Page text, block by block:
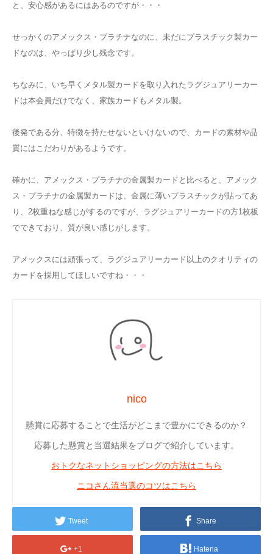
と、安心感があるにはあるのですが・・・
せっかくのアメックス・プラチナなのに、未だにプラスチック製カー
ドなのは、やっぱり少し残念です。
ちなみに、いち早くメタル製カードを取り入れたラグジュアリーカー
ドは本会員だけでなく、家族カードもメタル製。
後発である分、特徴を持たせないといけないので、カードの素材や品
質にはこだわりがあるようです。
確かに、アメックス・プラチナの金属製カードと比べると、アメック
ス・プラチナの金属製カードは、金属に薄いプラスチックが貼ってあ
り、2枚重ねな感じがするのですが、ラグジュアリーカードの方1枚板
でできており、質が良い感じがします。
アメックスには頑張って、ラグジュアリーカード以上のクオリティの
カードを採用してほしいですね・・・
nico
懸賞に応募することで生活がどこまで豊かにできるのか？
応募した懸賞と当選結果をブログで紹介しています。
おトクなネットショッピングの方法はこちら
ニコさん流当選のコツはこちら
Tweet Share
+1 Hatena